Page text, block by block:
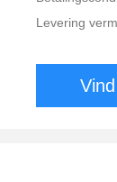
Levering